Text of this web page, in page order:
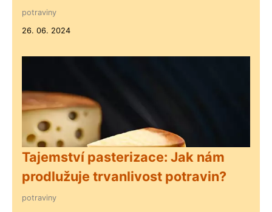
potraviny
26. 06. 2024
Tajemství pasterizace: Jak nám
prodlužuje trvanlivost potravin?
potraviny